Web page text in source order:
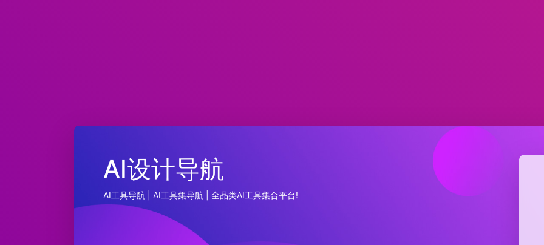
AI设计导航
AI工具导航 | AI工具集导航 | 全品类AI工具集合平台!